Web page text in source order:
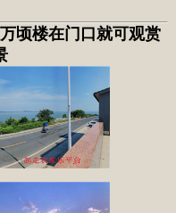
顷楼在门口就可观赏